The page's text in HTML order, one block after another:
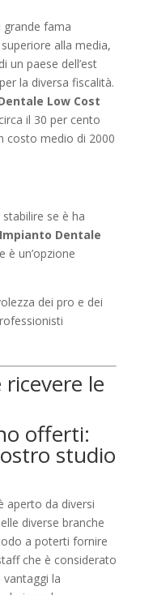
fama
alla media,
un paese dell’est
la diversa fiscalità.
Low Cost
il 30 per cento
costo medio di 2000
se è ha
Impianto Dentale
è un’opzione
dei pro e dei
le
offerti:
studio
aperto da diversi
diverse branche
a poterti fornire
che è considerato
la